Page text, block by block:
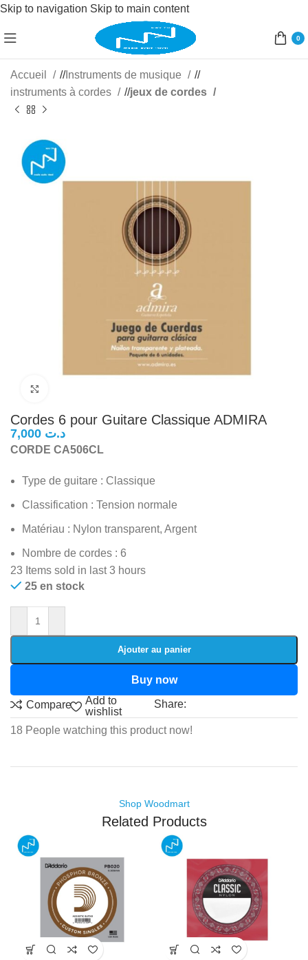
Skip to navigation Skip to main content
0
Accueil / Instruments de musique
/
instruments à cordes
/ jeux de cordes
Cordes 6 pour Guitare Classique ADMIRA
د.ت
CORDE CA506CL
Type de guitare : Classique
Classification : Tension normale
Matériau : Nylon transparent, Argent
Nombre de cordes : 6
23 Items sold in last 3 hours
25 en stock
Ajouter au panier
Buy now
Compare
Add to
wishlist
Share:
18 People watching this product now!
Shop Woodmart
Related Products